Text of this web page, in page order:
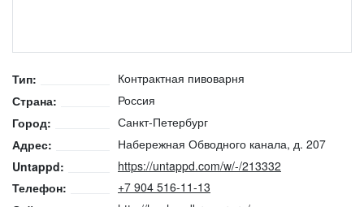
Тип:
Контрактная пивоварня
Страна:
Россия
Город:
Санкт-Петербург
Адрес:
Набережная Обводного канала, д. 207
Untappd:
https://untappd.com/w/-/213332
Телефон:
+7 904 516-11-13